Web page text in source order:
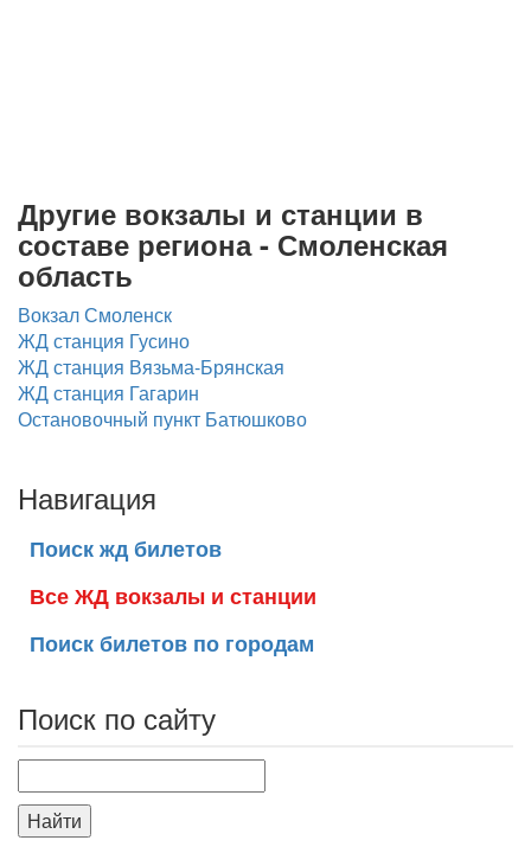
Другие вокзалы и станции в
составе региона - Смоленская
область
Вокзал Смоленск
ЖД станция Гусино
ЖД станция Вязьма-Брянская
ЖД станция Гагарин
Остановочный пункт Батюшково
Навигация
Поиск жд билетов
Все ЖД вокзалы и станции
Поиск билетов по городам
Поиск по сайту
Найти